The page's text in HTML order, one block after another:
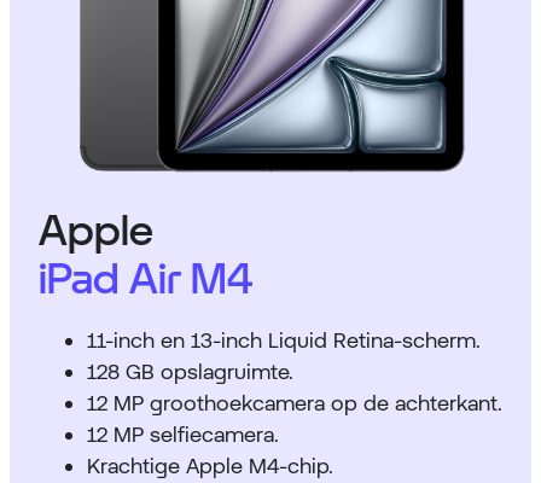
Apple
iPad Air M4
11-inch en 13-inch Liquid Retina-scherm.
128 GB opslagruimte.
12 MP groothoekcamera op de achterkant.
12 MP selfiecamera.
Krachtige Apple M4-chip.